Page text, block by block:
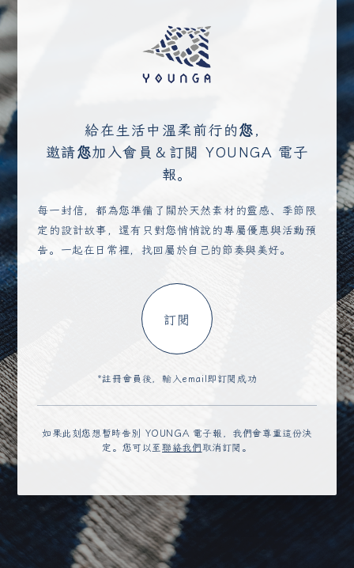
給在生活中溫柔前行的您，
邀請您加入會員＆訂閱 YOUNGA 電子
報。
每一封信，都為您準備了關於天然素材的靈感、季節限
定的設計故事，還有只對您悄悄說的專屬優惠與活動預
告。一起在日常裡，找回屬於自己的節奏與美好。
訂閱
*註冊會員後，輸入email即訂閱成功
如果此刻您想暫時告別 YOUNGA 電子報，我們會尊重這份決
定。您可以至聯絡我們取消訂閱。